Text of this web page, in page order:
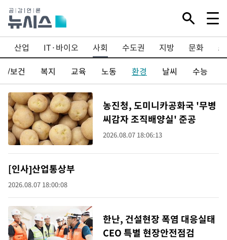
산업 IT·바이오 사회 수도권 지방 문화
/보건
복지 교육 노동 환경 날씨 수능
농진청, 도미니카공화국 '무병
씨감자 조직배양실' 준공
2026.08.07 18:06:13
[인사]산업통상부
2026.08.07 18:00:08
한난, 건설현장 폭염 대응실태
CEO 특별 현장안전점검